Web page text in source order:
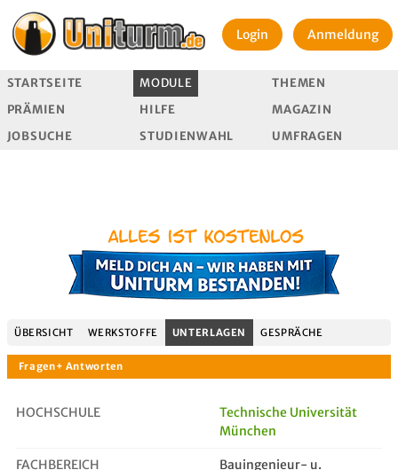
Login Anmeldung
STARTSEITE MODULE
THEMEN
PRÄMIEN
HILFE
MAGAZIN
JOBSUCHE
STUDIENWAHL UMFRAGEN
ÜBERSICHT WERKSTOFFE UNTERLAGEN GESPRÄCHE
Fragen+ Antworten
HOCHSCHULE
Technische Universität
München
FACHBEREICH
Bauingenieur- u.